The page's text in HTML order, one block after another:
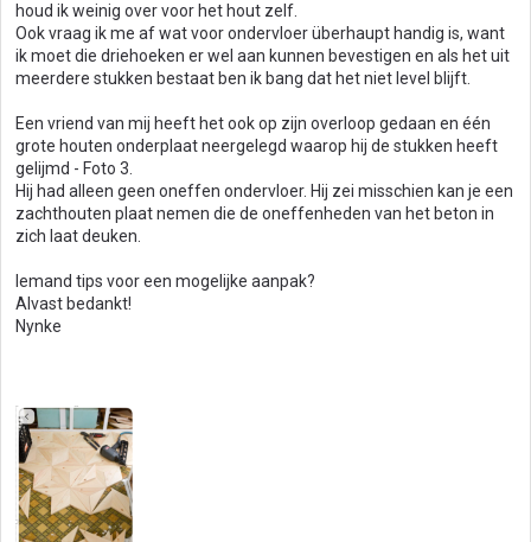
houd ik weinig over voor het hout zelf.
Ook vraag ik me af wat voor ondervloer überhaupt handig is, want
ik moet die driehoeken er wel aan kunnen bevestigen en als het uit
meerdere stukken bestaat ben ik bang dat het niet level blijft.
Een vriend van mij heeft het ook op zijn overloop gedaan en één
grote houten onderplaat neergelegd waarop hij de stukken heeft
gelijmd - Foto 3.
Hij had alleen geen oneffen ondervloer. Hij zei misschien kan je een
zachthouten plaat nemen die de oneffenheden van het beton in
zich laat deuken.
Iemand tips voor een mogelijke aanpak?
Alvast bedankt!
Nynke